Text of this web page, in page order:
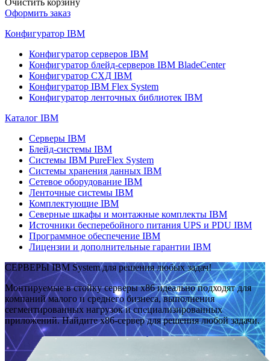
Очистить корзину
Оформить заказ
Конфигуратор IBM
Конфигуратор серверов IBM
Конфигуратор блейд-серверов IBM BladeCenter
Конфигуратор СХД IBM
Конфигуратор IBM Flex System
Конфигуратор ленточных библиотек IBM
Каталог IBM
Серверы IBM
Блейд-системы IBM
Системы IBM PureFlex System
Системы хранения данных IBM
Сетевое оборудование IBM
Ленточные системы IBM
Комплектующие IBM
Северные шкафы и монтажные комплекты IBM
Источники бесперебойного питания UPS и PDU IBM
Программное обеспечение IBM
Лицензии и дополнительные гарантии IBM
СЕРВЕРЫ IBM System для решения любых задач!
Монтируемые в стойку серверы x86 идеально подходят для
компаний малого и среднего бизнеса, выполнения
сегментированных нагрузок и специализированных
приложений. Найдите x86-сервер для решения любой задачи.